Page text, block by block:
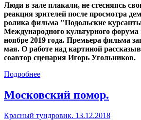
Люди в зале плакали, не стесняясь
реакция зрителей после просмотра
ролика фильма "Подольские
Международного культурного форума
ноябре 2019 года. Премьера фильма
мая. О работе над картиной
соавтор сценария Игорь Угольников.
Подробнее
Московский помор.
Красный тундровик. 13.12.2018